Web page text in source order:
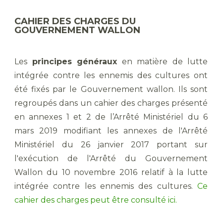
CAHIER DES CHARGES DU
GOUVERNEMENT WALLON
Les principes généraux en matière de lutte
intégrée contre les ennemis des cultures ont
été fixés par le Gouvernement wallon. Ils sont
regroupés dans un cahier des charges présenté
en annexes 1 et 2 de l’Arrêté Ministériel du 6
mars 2019 modifiant les annexes de l'Arrêté
Ministériel du 26 janvier 2017 portant sur
l'exécution de l'Arrêté du Gouvernement
Wallon du 10 novembre 2016 relatif à la lutte
intégrée contre les ennemis des cultures. Ce
cahier des charges peut être consulté ici.